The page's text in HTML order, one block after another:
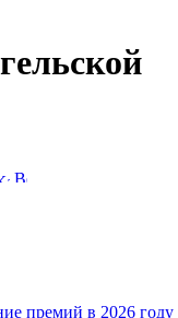
премий в 2026 году